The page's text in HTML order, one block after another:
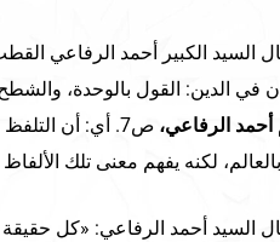
السيد الكبير أحمد الرفاعي
في الدين: القول بالوحدة،
الرفاعي،
ص7. أي: أن
بالعالم، لكنه يفهم معنى تلك
السيد أحمد الرفاعي: «كل حقيقة